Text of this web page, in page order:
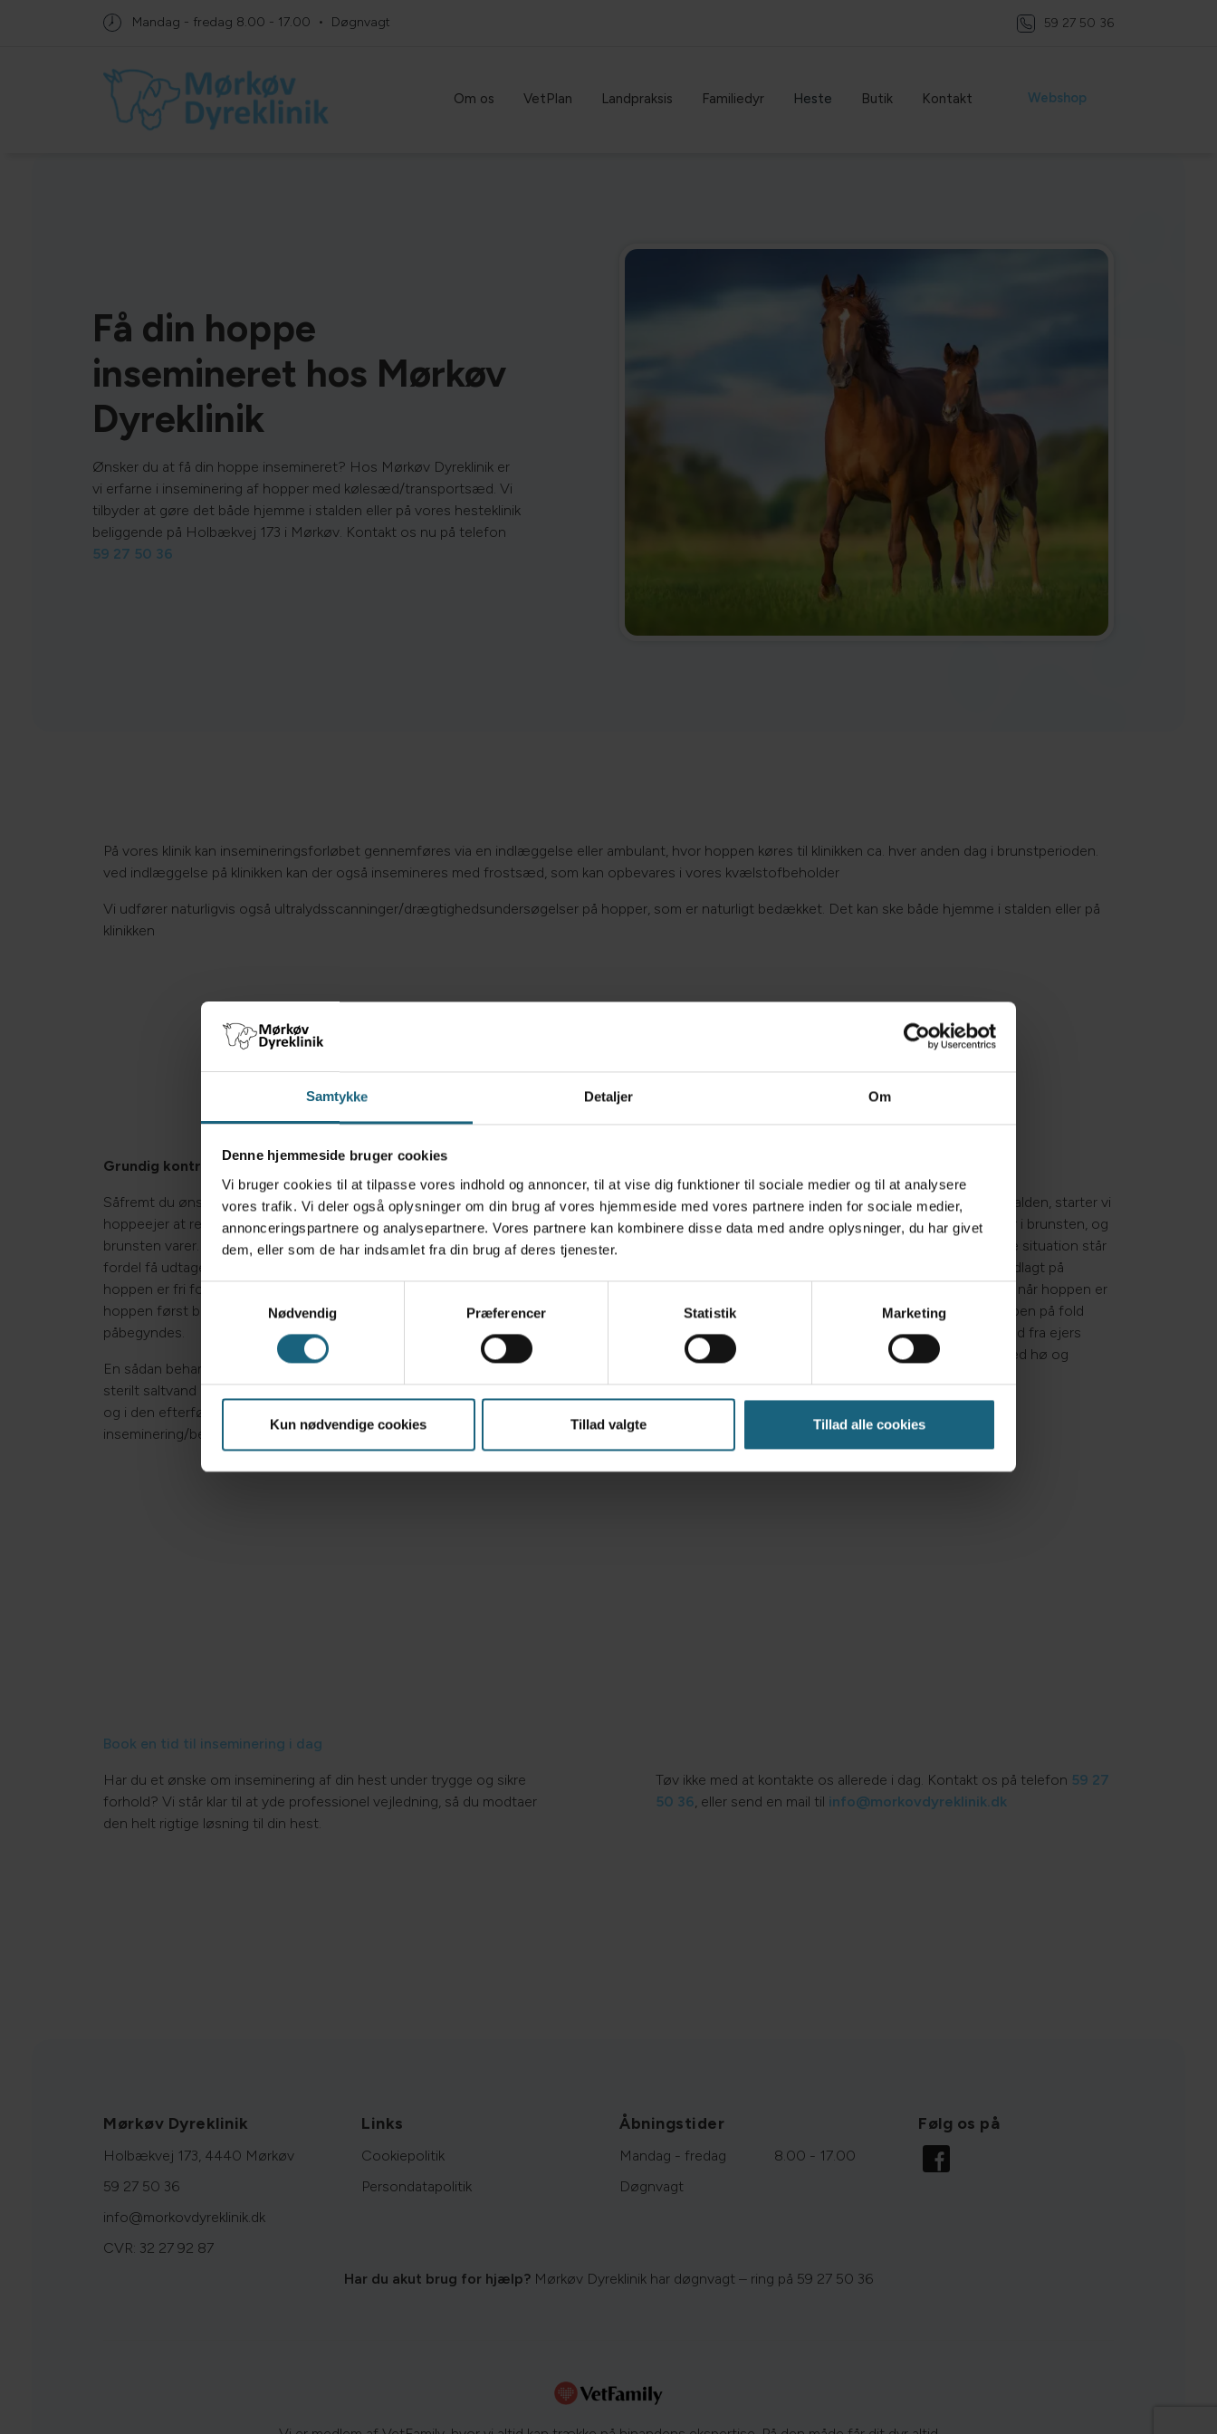
Samtykke Detaljer Om
Denne hjemmeside bruger cookies
Vi bruger cookies til at tilpasse vores indhold og annoncer, til at vise dig funktioner til sociale medier og til at analysere
vores trafik. Vi deler også oplysninger om din brug af vores hjemmeside med vores partnere inden for sociale medier,
annonceringspartnere og analysepartnere. Vores partnere kan kombinere disse data med andre oplysninger, du har givet
dem, eller som de har indsamlet fra din brug af deres tjenester.
Samtykkevalg
Nødvendig
Præferencer Statistik Marketing
Kun nødvendige cookies Tillad valgte Tillad alle cookies
Mandag - fredag 8.00 - 17.00 Døgnvagt 59 27 50 36
Om os VetPlan Landpraksis Familiedyr Heste Butik Kontakt Webshop
Få din hoppe
insemineret hos Mørkøv
Dyreklinik
Ønsker du at få din hoppe insemineret? Hos Mørkøv Dyreklinik er
vi erfarne i inseminering af hopper med kølesæd/transportsæd. Vi
tilbyder at gøre det både hjemme i stalden eller på vores hesteklinik
beliggende på Holbækvej 173 i Mørkøv. Kontakt os nu på telefon
59 27 50 36
På vores klinik kan insemineringsforløbet gennemføres via en indlæggelse eller ambulant, hvor hoppen køres til klinikken ca. hver anden dag i brunstperioden.
ved indlæggelse på klinikken kan der også insemineres med frostsæd, som kan opbevares i vores kvælstofbeholder
Vi udfører naturligvis også ultralydsscanninger/drægtighedsundersøgelser på hopper, som er naturligt bedækket. Det kan ske både hjemme i stalden eller på
klinikken
Grundig kontrol for bakterier
Såfremt du ønsker din hoppe insemineret, er det en god ide som
hoppeejer at registrere, hvornår hoppen er i brunst samt hvor lang tid,
brunsten varer. Hvis hoppen ikke har føl ved siden, kan du med stor
fordel få udtaget en biopsi eller svaberprøve for at kontrollere, at
hoppen er fri for bakterier i livmoderen. Hvis der findes bakterier, skal
hoppen først behandles for dette inden inseminering/bedækning
påbegyndes.
En sådan behandling foregår typisk ved, at livmoderen skylles med
sterilt saltvand og antibiotika 3 dage i træk. Dette skal ske i en brunst,
og i den efterfølgende brunst udtages en kontrolprøve inden
inseminering/bedækning.
Hvis du ønsker en inseminering gennemført hjemme i stalden, starter vi
op med en follikenkontrol for at se, hvor langt hoppen er i brunsten, og
om det er tid til at bestille sæd fra hingsteholder. I denne situation står
hoppeejeren selv for denne bestilling. Hvis hoppen er indlagt på
klinikken, sørger vi for det hele, og ringer til hoppeejeren, når hoppen er
klar til at komme hjem. Under indlæggelsen kommer hoppen på fold
hver dag, enten alene eller sammen med andre hopper, ud fra ejers
ønske. Hopperne er opstaldet i spåneboks og fodres med hø og
Book en tid til inseminering i dag
Tøv ikke med at kontakte os allerede i dag. Kontakt os på telefon 59 27
50 36, eller send en mail til info@morkovdyreklinik.dk
Har du et ønske om inseminering af din hest under trygge og sikre
forhold? Vi står klar til at yde professionel vejledning, så du modtaer
den helt rigtige løsning til din hest.
Mørkøv Dyreklinik
Holbækvej 173, 4440 Mørkøv
59 27 50 36
info@morkovdyreklinik.dk
CVR: 32 27 92 87
Links
Cookiepolitik
Persondatapolitik
Åbningstider
Mandag - fredag
8.00 - 17.00
Døgnvagt
Følg os på
Har du akut brug for hjælp? Mørkøv Dyreklinik har døgnvagt – ring på 59 27 50 36